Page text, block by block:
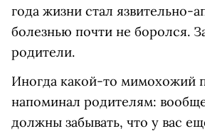
года жизни стал язвительно-
болезнью почти не боролся.
родители.
Иногда какой-то мимохожий
напоминал родителям:
должны забывать, что у вас